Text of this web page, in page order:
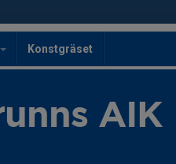
Konstgräset
AIK